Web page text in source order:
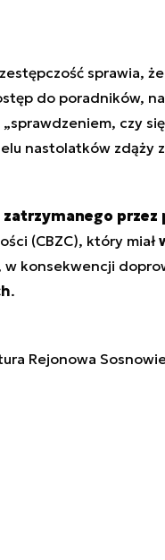
sprawia,
do poradników,
czy
nastolatków zdąży
zatrzymanego
(CBZC), który miał
w konsekwencji
.
Rejonowa